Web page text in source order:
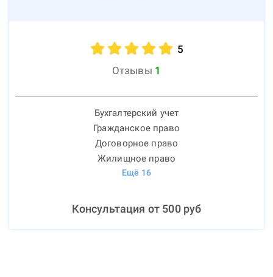
5
Отзывы 1
Бухгалтерский учет
Гражданское право
Договорное право
Жилищное право
Ещё 16
Консультация от 500руб